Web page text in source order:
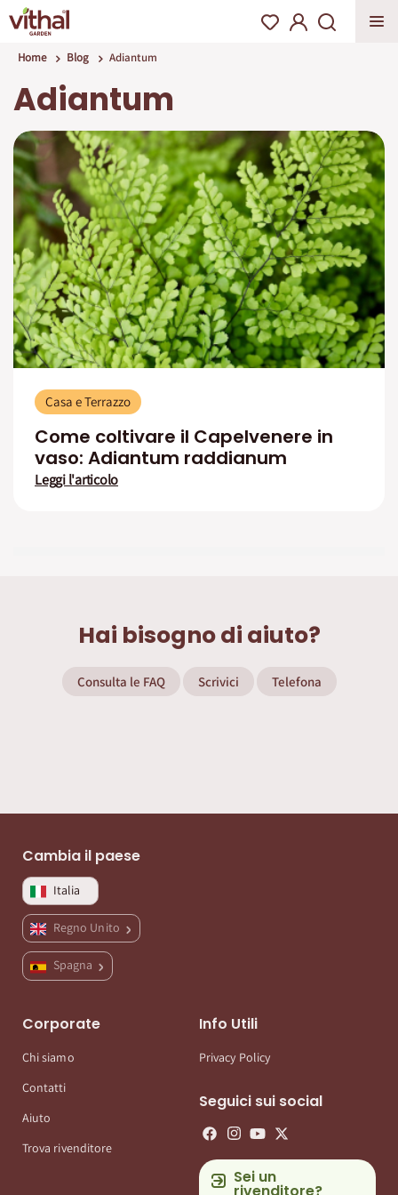
Home Blog Adiantum
Adiantum
Casa e Terrazzo
Come coltivare il Capelvenere in
vaso: Adiantum raddianum
Leggi l'articolo
Hai bisogno di aiuto?
Consulta le FAQ Scrivici Telefona
Cambia il paese
Italia
Regno Unito
Spagna
Corporate
Chi siamo
Contatti
Aiuto
Trova rivenditore
Info Utili
Privacy Policy
Seguici sui social
Sei un